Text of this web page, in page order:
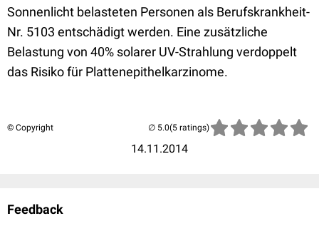
Sonnenlicht belasteten Personen als Berufskrankheit-
Nr. 5103 entschädigt werden. Eine zusätzliche
Belastung von 40% solarer UV-Strahlung verdoppelt
das Risiko für Plattenepithelkarzinome.
© Copyright
14.11.2014
(5 ratings)
Feedback